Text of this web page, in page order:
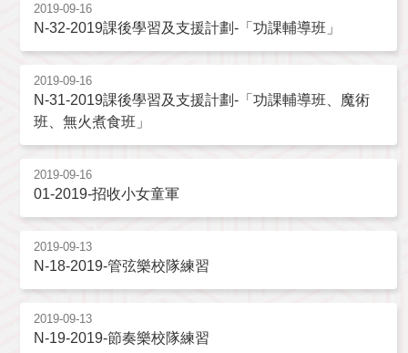
2019-09-16
N-32-2019課後學習及支援計劃-「功課輔導班」
2019-09-16
N-31-2019課後學習及支援計劃-「功課輔導班、魔術
班、無火煮食班」
2019-09-16
01-2019-招收小女童軍
2019-09-13
N-18-2019-管弦樂校隊練習
2019-09-13
N-19-2019-節奏樂校隊練習